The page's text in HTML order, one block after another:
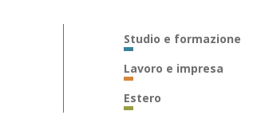
Studio e formazione
Lavoro e impresa
Estero